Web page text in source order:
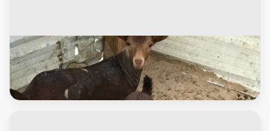
الاغنام والماعز
بربريات صغار وكبار